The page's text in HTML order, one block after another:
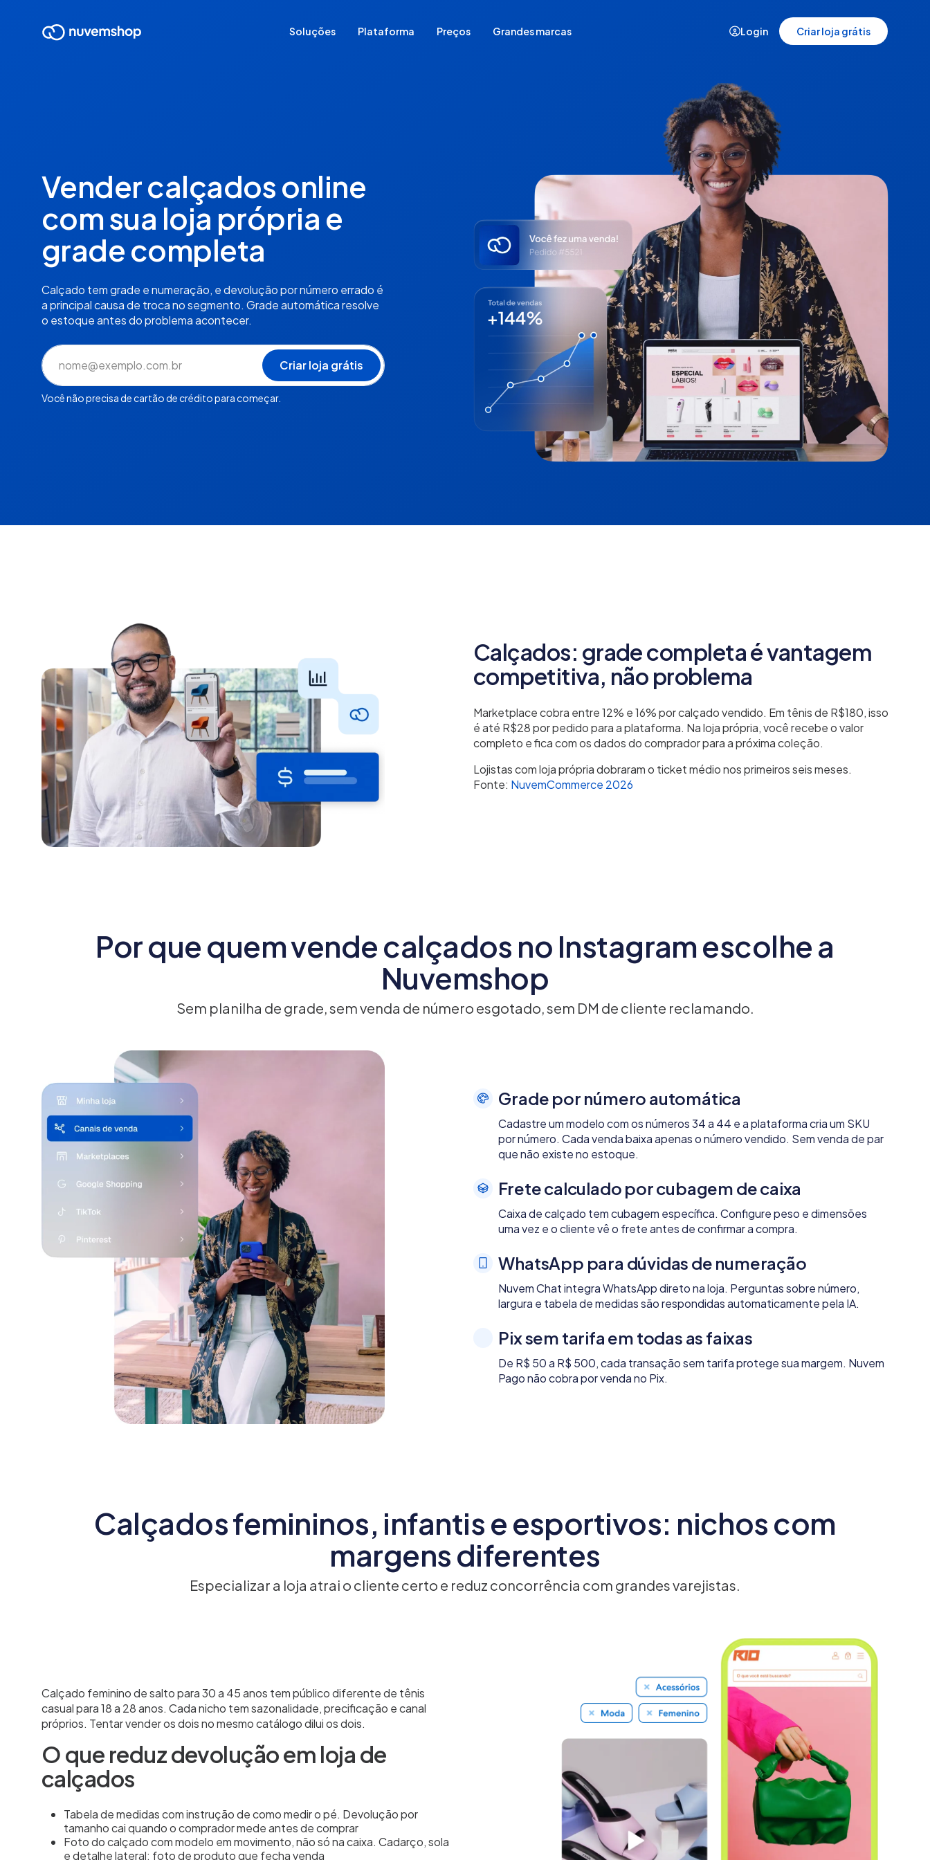
Soluções
Para vender sem estoque
Demonstração
Veja a plataforma da Nuvemshop
em ação
Plataforma Preços Grandes marcas Login Criar loja grátis
Vender calçados online
com sua loja própria e
grade completa
Calçado tem grade e numeração, e devolução por número errado é
a principal causa de troca no segmento. Grade automática resolve
o estoque antes do problema acontecer.
Você não precisa de cartão de crédito para começar.
Calçados: grade completa é vantagem
competitiva, não problema
Marketplace cobra entre 12% e 16% por calçado vendido. Em tênis de R$180, isso
é até R$28 por pedido para a plataforma. Na loja própria, você recebe o valor
completo e fica com os dados do comprador para a próxima coleção.
Lojistas com loja própria dobraram o ticket médio nos primeiros seis meses.
Fonte: NuvemCommerce 2026
Por que quem vende calçados no Instagram escolhe a
Nuvemshop
Sem planilha de grade, sem venda de número esgotado, sem DM de cliente reclamando.
Grade por número automática
Cadastre um modelo com os números 34 a 44 e a plataforma cria um SKU
por número. Cada venda baixa apenas o número vendido. Sem venda de par
que não existe no estoque.
Frete calculado por cubagem de caixa
Caixa de calçado tem cubagem específica. Configure peso e dimensões
uma vez e o cliente vê o frete antes de confirmar a compra.
WhatsApp para dúvidas de numeração
Nuvem Chat integra WhatsApp direto na loja. Perguntas sobre número,
largura e tabela de medidas são respondidas automaticamente pela IA.
Pix sem tarifa em todas as faixas
De R$ 50 a R$ 500, cada transação sem tarifa protege sua margem. Nuvem
Pago não cobra por venda no Pix.
Calçados femininos, infantis e esportivos: nichos com
margens diferentes
Especializar a loja atrai o cliente certo e reduz concorrência com grandes varejistas.
Calçado feminino de salto para 30 a 45 anos tem público diferente de tênis
casual para 18 a 28 anos. Cada nicho tem sazonalidade, precificação e canal
próprios. Tentar vender os dois no mesmo catálogo dilui os dois.
O que reduz devolução em loja de
calçados
Tabela de medidas com instrução de como medir o pé. Devolução por
tamanho cai quando o comprador mede antes de comprar
Foto do calçado com modelo em movimento, não só na caixa. Cadarço, sola
e detalhe lateral: foto de produto que fecha venda